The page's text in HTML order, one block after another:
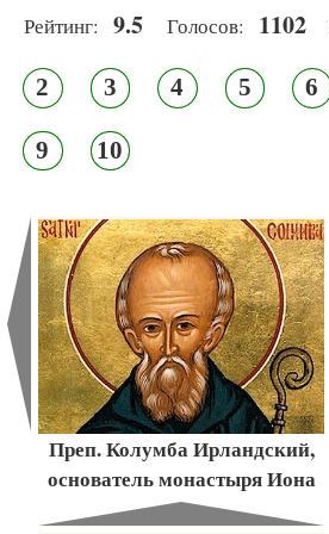
Рейтинг: 9.5 Голосов: 1102
2 3 4 5 6
9 10
Преп. Колумба Ирландский,
основатель монастыря Иона